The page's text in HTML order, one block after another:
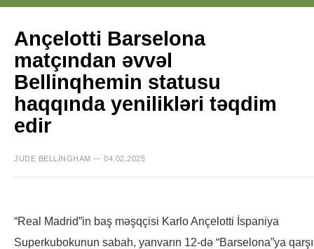
Ançelotti Barselona
matçından əvvəl
Bellinqhemin statusu
haqqında yenilikləri təqdim
edir
JUDE BELLINGHAM — 04.02.2025
“Real Madrid”in baş məşqçisi Karlo Ançelotti İspaniya
Superkubokunun sabah, yanvarın 12-də “Barselona”ya qarşı